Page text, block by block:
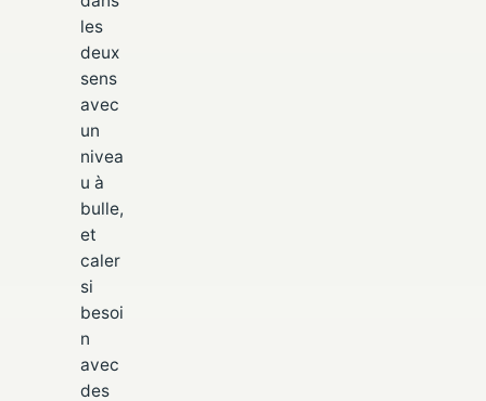
les
deux
sens
avec
un
nivea
u à
bulle,
et
caler
si
besoi
n
avec
des